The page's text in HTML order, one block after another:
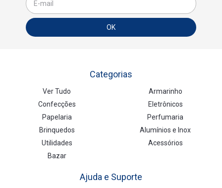
Categorias
Ver Tudo
Confecções
Papelaria
Brinquedos
Utilidades
Bazar
Armarinho
Eletrônicos
Perfumaria
Alumínios e Inox
Acessórios
Ajuda e Suporte